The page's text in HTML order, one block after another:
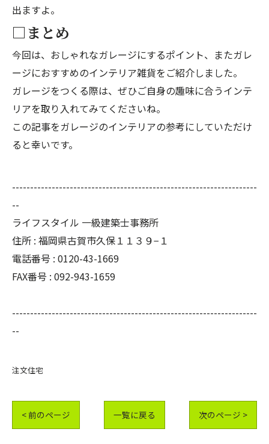
出ますよ。
□まとめ
今回は、おしゃれなガレージにするポイント、またガレ
ージにおすすめのインテリア雑貨をご紹介しました。
ガレージをつくる際は、ぜひご自身の趣味に合うインテ
リアを取り入れてみてくださいね。
この記事をガレージのインテリアの参考にしていただけ
ると幸いです。
--------------------------------------------------------------------
--
ライフスタイル 一級建築士事務所
住所 : 福岡県古賀市久保１１３９−１
電話番号 : 0120-43-1669
FAX番号 : 092-943-1659
--------------------------------------------------------------------
--
注文住宅
< 前のページ 一覧に戻る 次のページ >